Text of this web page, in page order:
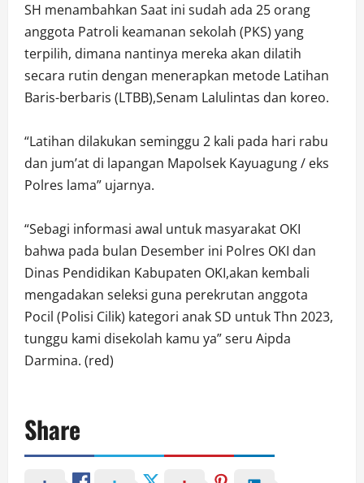
SH menambahkan Saat ini sudah ada 25 orang
anggota Patroli keamanan sekolah (PKS) yang
terpilih, dimana nantinya mereka akan dilatih
secara rutin dengan menerapkan metode Latihan
Baris-berbaris (LTBB),Senam Lalulintas dan koreo.
“Latihan dilakukan seminggu 2 kali pada hari rabu
dan jum’at di lapangan Mapolsek Kayuagung / eks
Polres lama” ujarnya.
“Sebagi informasi awal untuk masyarakat OKI
bahwa pada bulan Desember ini Polres OKI dan
Dinas Pendidikan Kabupaten OKI,akan kembali
mengadakan seleksi guna perekrutan anggota
Pocil (Polisi Cilik) kategori anak SD untuk Thn 2023,
tunggu kami disekolah kamu ya” seru Aipda
Darmina. (red)
Share